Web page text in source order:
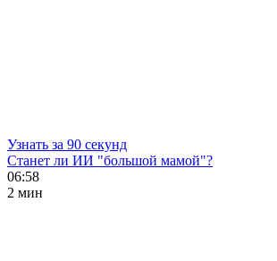
Узнать за 90 секунд
Станет ли ИИ "большой мамой"?
06:58
2 мин